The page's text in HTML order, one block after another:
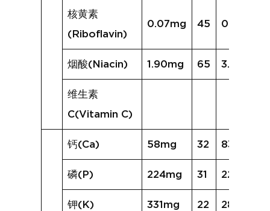
核黄素
(Riboflavin)
0.07mg 45 0.14mg
烟酸(Niacin) 1.90mg 65 3.43mg
维生素
C(Vitamin C)
钙(Ca) 58mg 32 83mg
磷(P) 224mg 31 224mg
钾(K) 331mg 22 280mg